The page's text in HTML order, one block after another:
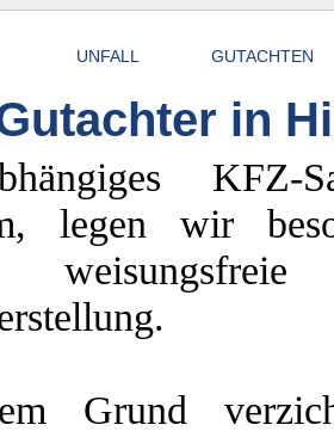
UNFALL GUTACHTEN
in
KFZ-
legen wir
Grund